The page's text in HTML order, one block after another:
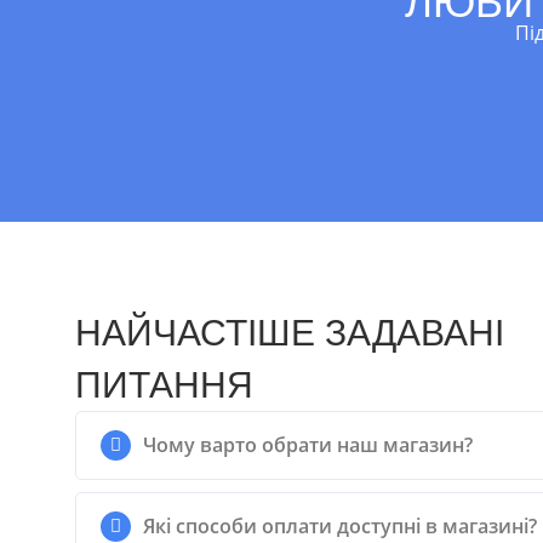
ВІК
НАЙЧАСТІШЕ ЗАДАВАНІ
ПИТАННЯ
Чому варто обрати наш магазин?
Які способи оплати доступні в магазині?